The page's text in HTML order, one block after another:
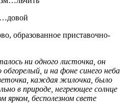
образованное приставочно-
ни одного листочка, он
и на фоне синего неба
каждая жилочка, было
в природе, негреющее солнце
ярком, бесполезном свете